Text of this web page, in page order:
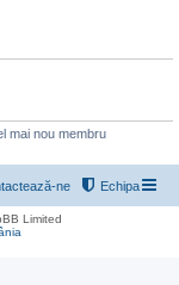
mai nou membru
Echipa
ne
Limited